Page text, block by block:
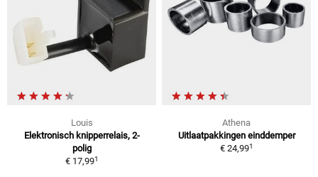
Louis
Elektronisch knipperrelais, 2-
polig
€ 17,991
Athena
Uitlaatpakkingen einddemper
€ 24,991